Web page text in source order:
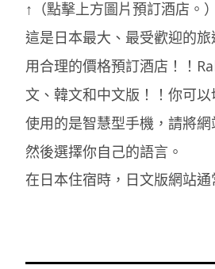
↑（點擊上方圖片預訂酒店。）
這是日本最大、最受歡迎的
用合理的價格預訂酒店！！
文、韓文和中文版！！你可
使用的是智慧型手機，請將網
然後選擇你自己的語言。
在日本住宿時，日文版網站通